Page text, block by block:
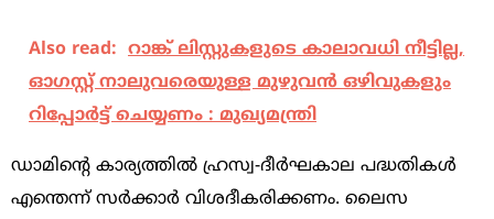
Also read: റാങ്ക് ലിസ്റ്റുകളുടെ കാലാവധി നീട്ടില്ല,
ഓഗസ്റ്റ് നാലുവരെയുള്ള മുഴുവന്‍ ഒഴിവുകളും
റിപ്പോര്‍ട്ട് ചെയ്യണം : മുഖ്യമന്ത്രി
ഡാമിന്റെ കാര്യത്തില്‍ ഹ്രസ്വ-ദീര്‍ഘകാല പദ്ധതികള്‍
എന്തെന്ന് സര്‍ക്കാര്‍ വിശദീകരിക്കണം. ലൈസ